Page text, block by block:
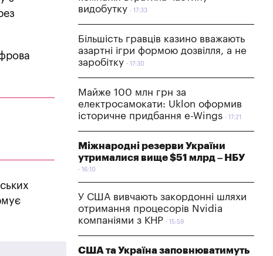
видобутку
17:33
Більшість гравців казино вважають
азартні ігри формою дозвілля, а не
заробітку
17:30
Майже 100 млн грн за
електросамокати: Uklon оформив
історичне придбання e-Wings
17:21
Міжнародні резерви України
утрималися вище $51 млрд – НБУ
16:10
У США вивчають закордонні шляхи
отримання процесорів Nvidia
компаніями з КНР
15:59
США та Україна заповнюватимуть